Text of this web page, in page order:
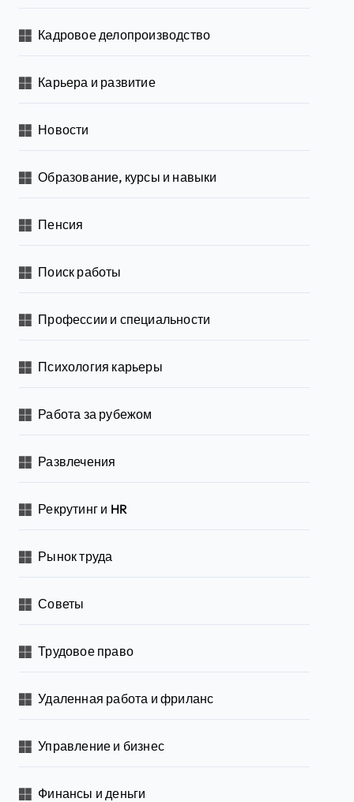
Кадровое делопроизводство
Карьера и развитие
Новости
Образование, курсы и навыки
Пенсия
Поиск работы
Профессии и специальности
Психология карьеры
Работа за рубежом
Развлечения
Рекрутинг и HR
Рынок труда
Советы
Трудовое право
Удаленная работа и фриланс
Управление и бизнес
Финансы и деньги